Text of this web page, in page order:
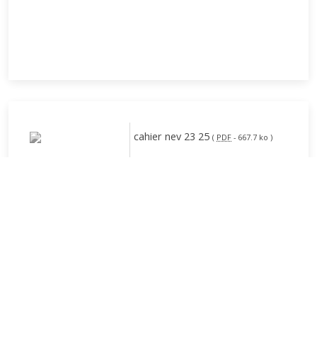
cahier nev 23 25 ( PDF - 667.7 ko )